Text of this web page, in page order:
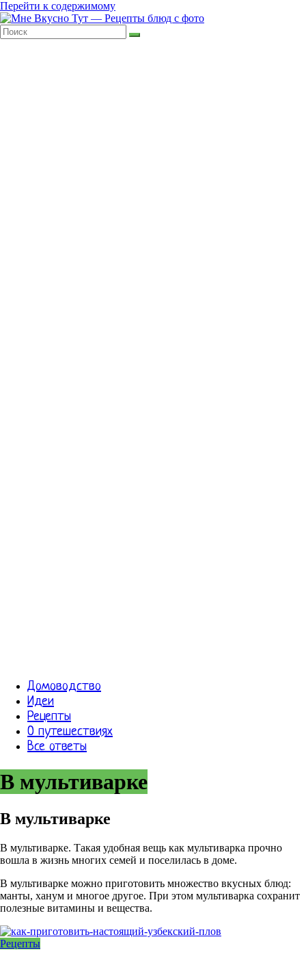
Перейти к содержимому
Домоводство
Идеи
Рецепты
О путешествиях
Все ответы
В мультиварке
В мультиварке
В мультиварке. Такая удобная вещь как мультиварка прочно
вошла в жизнь многих семей и поселилась в доме.
В мультиварке можно приготовить множество вкусных блюд:
манты, ханум и многое другое. При этом мультиварка сохранит
полезные витамины и вещества.
Рецепты